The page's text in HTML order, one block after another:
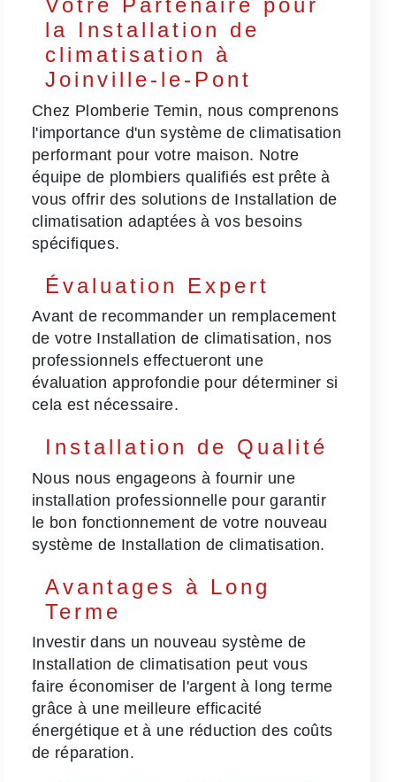
Votre Partenaire pour
la Installation de
climatisation à
Joinville-le-Pont
Chez Plomberie Temin, nous comprenons
l'importance d'un système de climatisation
performant pour votre maison. Notre
équipe de plombiers qualifiés est prête à
vous offrir des solutions de Installation de
climatisation adaptées à vos besoins
spécifiques.
Évaluation Expert
Avant de recommander un remplacement
de votre Installation de climatisation, nos
professionnels effectueront une
évaluation approfondie pour déterminer si
cela est nécessaire.
Installation de Qualité
Nous nous engageons à fournir une
installation professionnelle pour garantir
le bon fonctionnement de votre nouveau
système de Installation de climatisation.
Avantages à Long
Terme
Investir dans un nouveau système de
Installation de climatisation peut vous
faire économiser de l'argent à long terme
grâce à une meilleure efficacité
énergétique et à une réduction des coûts
de réparation.